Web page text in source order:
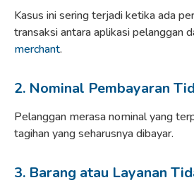
Kasus ini sering terjadi ketika ada
transaksi antara aplikasi pelanggan
merchant.
2. Nominal Pembayaran
Pelanggan merasa nominal yang
tagihan yang seharusnya dibayar.
3. Barang atau Layanan